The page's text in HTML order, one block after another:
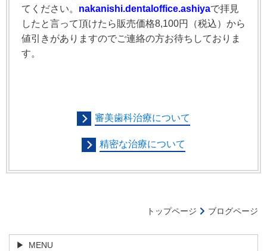
てください。 nakanishi.dentaloffice.ashiyaで拝見
したと言って頂けたら販売価格8,100円（税込）から
値引きがありますのでご連絡の方お待ちしておりま
す。
審美歯科治療について
精密な治療について
トップページ ブログページ
MENU